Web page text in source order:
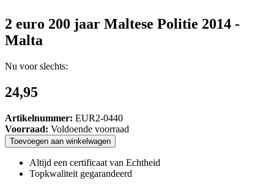
2 euro 200 jaar Maltese Politie 2014 -
Malta
Nu voor slechts:
24,95
Artikelnummer: EUR2-0440
Voorraad: Voldoende voorraad
Toevoegen aan winkelwagen
Altijd een certificaat van Echtheid
Topkwaliteit gegarandeerd